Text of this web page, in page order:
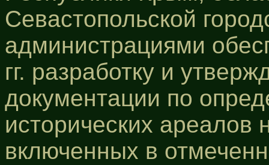
Севастопольской
администрациями
гг. разработку и
документации по
исторических ареалов
включенных в